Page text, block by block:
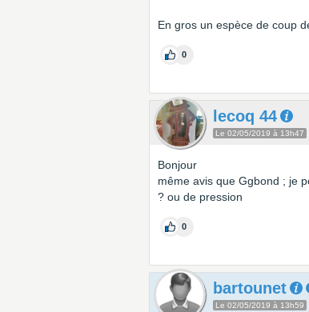
En gros un espèce de coup
0
lecoq 44
Le 02/05/2019 à 13h47
Bonjour
même avis que Ggbond ; je
? ou de pression
0
bartounet
Le 02/05/2019 à 13h59